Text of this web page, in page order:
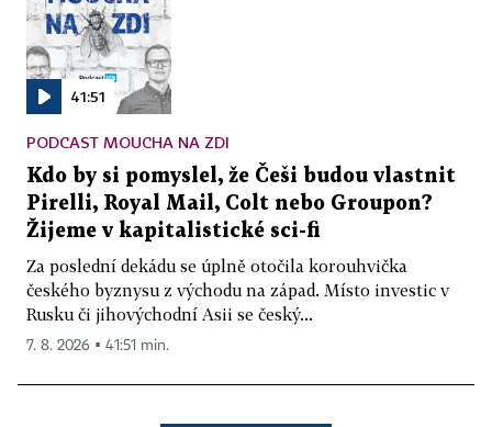
41:51
PODCAST MOUCHA NA ZDI
Kdo by si pomyslel, že Češi budou vlastnit
Pirelli, Royal Mail, Colt nebo Groupon?
Žijeme v kapitalistické sci-fi
Za poslední dekádu se úplně otočila korouhvička
českého byznysu z východu na západ. Místo investic v
Rusku či jihovýchodní Asii se český...
7. 8. 2026 ▪ 41:51 min.